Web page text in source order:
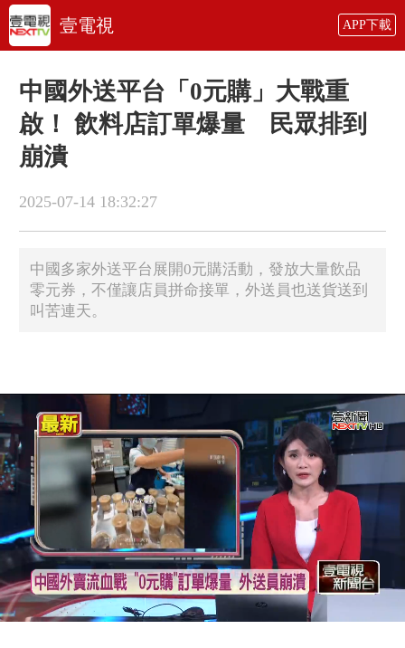
壹電視 APP下載
中國外送平台「0元購」大戰重
啟！ 飲料店訂單爆量 民眾排到
崩潰
2025-07-14 18:32:27
中國多家外送平台展開0元購活動，發放大量飲品
零元券，不僅讓店員拼命接單，外送員也送貨送到
叫苦連天。